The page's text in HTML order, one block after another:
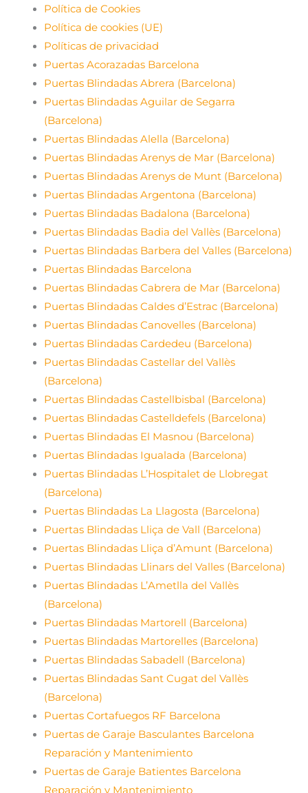
Política de Cookies
Política de cookies (UE)
Políticas de privacidad
Puertas Acorazadas Barcelona
Puertas Blindadas Abrera (Barcelona)
Puertas Blindadas Aguilar de Segarra
(Barcelona)
Puertas Blindadas Alella (Barcelona)
Puertas Blindadas Arenys de Mar (Barcelona)
Puertas Blindadas Arenys de Munt (Barcelona)
Puertas Blindadas Argentona (Barcelona)
Puertas Blindadas Badalona (Barcelona)
Puertas Blindadas Badia del Vallès (Barcelona)
Puertas Blindadas Barbera del Valles (Barcelona)
Puertas Blindadas Barcelona
Puertas Blindadas Cabrera de Mar (Barcelona)
Puertas Blindadas Caldes d’Estrac (Barcelona)
Puertas Blindadas Canovelles (Barcelona)
Puertas Blindadas Cardedeu (Barcelona)
Puertas Blindadas Castellar del Vallès
(Barcelona)
Puertas Blindadas Castellbisbal (Barcelona)
Puertas Blindadas Castelldefels (Barcelona)
Puertas Blindadas El Masnou (Barcelona)
Puertas Blindadas Igualada (Barcelona)
Puertas Blindadas L’Hospitalet de Llobregat
(Barcelona)
Puertas Blindadas La Llagosta (Barcelona)
Puertas Blindadas Lliça de Vall (Barcelona)
Puertas Blindadas Lliça d’Amunt (Barcelona)
Puertas Blindadas Llinars del Valles (Barcelona)
Puertas Blindadas L’Ametlla del Vallès
(Barcelona)
Puertas Blindadas Martorell (Barcelona)
Puertas Blindadas Martorelles (Barcelona)
Puertas Blindadas Sabadell (Barcelona)
Puertas Blindadas Sant Cugat del Vallès
(Barcelona)
Puertas Cortafuegos RF Barcelona
Puertas de Garaje Basculantes Barcelona
Reparación y Mantenimiento
Puertas de Garaje Batientes Barcelona
Reparación y Mantenimiento